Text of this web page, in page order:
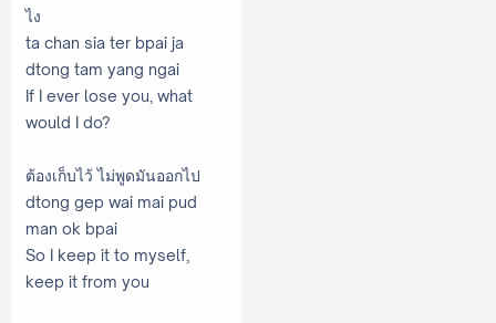
ไง
ta chan sia ter bpai ja
dtong tam yang ngai
If I ever lose you, what
would I do?
ต้องเก็บไว้ ไม่พูดมันออกไป
dtong gep wai mai pud
man ok bpai
So I keep it to myself,
keep it from you